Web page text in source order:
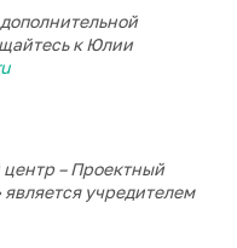
к Юлии
– Проектный
учредителем